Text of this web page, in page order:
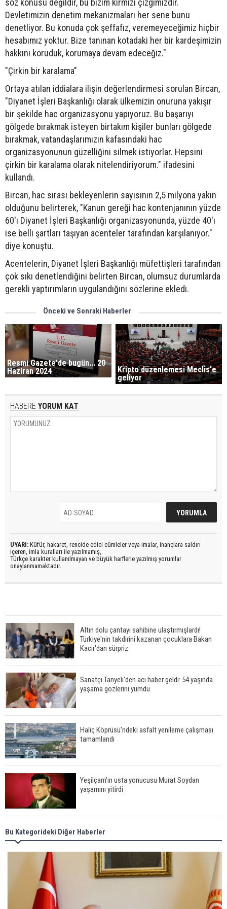
söz konusu değildir, bu bizim kırmızı çizgimizdir.
Devletimizin denetim mekanizmaları her sene bunu
denetliyor. Bu konuda çok şeffafız, veremeyeceğimiz hiçbir
hesabımız yoktur. Bize tanınan kotadaki her bir kardeşimizin
hakkını koruduk, korumaya devam edeceğiz."
"Çirkin bir karalama"
Ortaya atılan iddialara ilişin değerlendirmesi sorulan Bircan,
"Diyanet İşleri Başkanlığı olarak ülkemizin onuruna yakışır
bir şekilde hac organizasyonu yapıyoruz. Bu başarıyı
gölgede bırakmak isteyen birtakım kişiler bunları gölgede
bırakmak, vatandaşlarımızın kafasındaki hac
organizasyonunun güzelliğini silmek istiyorlar. Hepsini
çirkin bir karalama olarak nitelendiriyorum." ifadesini
kullandı.
Bircan, hac sırası bekleyenlerin sayısının 2,5 milyona yakın
olduğunu belirterek, "Kanun gereği hac kontenjanının yüzde
60'ı Diyanet İşleri Başkanlığı organizasyonunda, yüzde 40'ı
ise belli şartları taşıyan acenteler tarafından karşılanıyor."
diye konuştu.
Acentelerin, Diyanet İşleri Başkanlığı müfettişleri tarafından
çok sıkı denetlendiğini belirten Bircan, olumsuz durumlarda
gerekli yaptırımların uygulandığını sözlerine ekledi.
Önceki ve Sonraki Haberler
Resmi Gazete'de bugün... 20
Haziran 2024
Kripto düzenlemesi Meclis'e
geliyor
HABERE YORUM KAT
UYARI: Küfür, hakaret, rencide edici cümleler veya imalar, inançlara saldırı
içeren, imla kuralları ile yazılmamış,
Türkçe karakter kullanılmayan ve büyük harflerle yazılmış yorumlar
onaylanmamaktadır.
Altın dolu çantayı sahibine ulaştırmışlardı!
Türkiye'nin takdirini kazanan çocuklara Bakan
Kacır'dan sürpriz
Sanatçı Tanyeli'den acı haber geldi: 54 yaşında
yaşama gözlerini yumdu
Haliç Köprüsü'ndeki asfalt yenileme çalışması
tamamlandı
Yeşilçam'ın usta yonucusu Murat Soydan
yaşamını yitirdi
Meral Akşener ile Müsavat Dervişoğlu cenazede
görüntülendi
29 Mayıs okullar tatil mi?
Bu Kategorideki Diğer Haberler